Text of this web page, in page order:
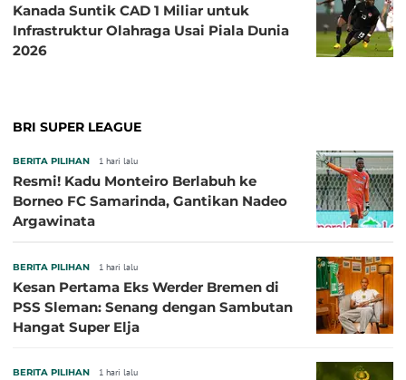
Kanada Suntik CAD 1 Miliar untuk
Infrastruktur Olahraga Usai Piala Dunia
2026
BRI SUPER LEAGUE
BERITA PILIHAN 1 hari lalu
Resmi! Kadu Monteiro Berlabuh ke
Borneo FC Samarinda, Gantikan Nadeo
Argawinata
BERITA PILIHAN 1 hari lalu
Kesan Pertama Eks Werder Bremen di
PSS Sleman: Senang dengan Sambutan
Hangat Super Elja
BERITA PILIHAN 1 hari lalu